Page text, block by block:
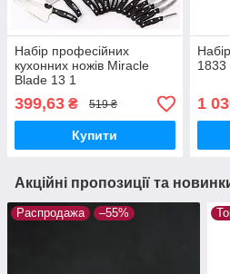
Набір професійних
кухонних ножів Miracle
Blade 13 1
399,63 ₴ 519 ₴
Купити
1833
1
Акційні пропозиції та
Распродажа –55%